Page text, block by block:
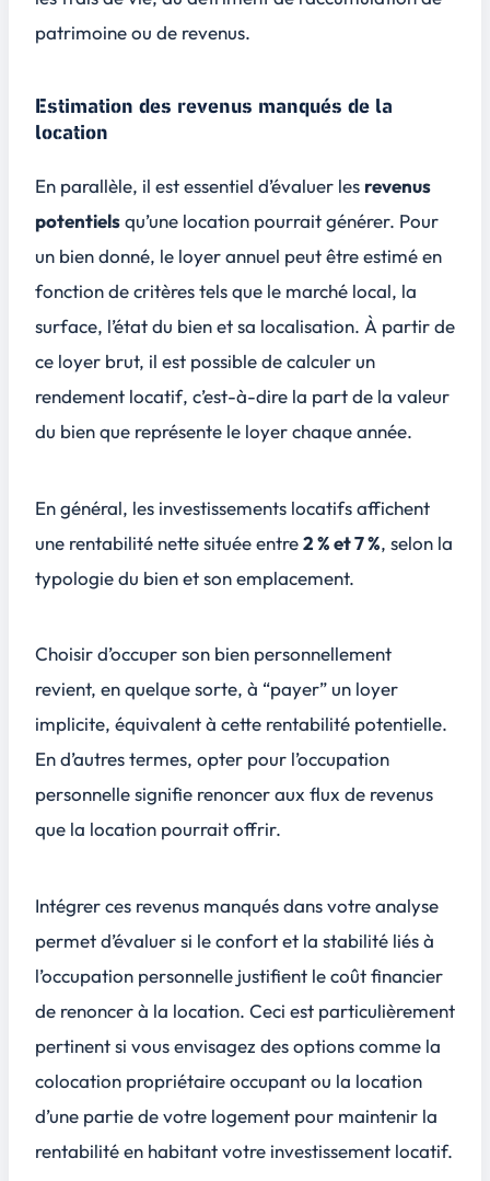
patrimoine ou de revenus.
Estimation des revenus manqués de la
location
En parallèle, il est essentiel d’évaluer les revenus
potentielsqu’une location pourrait générer. Pour
un bien donné, le loyer annuel peut être estimé en
fonction de critères tels que le marché local, la
surface, l’état du bien et sa localisation. À partir de
ce loyer brut, il est possible de calculer un
rendement locatif, c’est-à-dire la part de la valeur
du bien que représente le loyer chaque année.
En général, les investissements locatifs affichent
une rentabilité nette située entre2 % et 7 %, selon la
typologie du bien et son emplacement.
Choisir d’occuper son bien personnellement
revient, en quelque sorte, à “payer” un loyer
implicite, équivalent à cette rentabilité potentielle.
En d’autres termes, opter pour l’occupation
personnelle signifie renoncer aux flux de revenus
que la location pourrait offrir.
Intégrer ces revenus manqués dans votre analyse
permet d’évaluer si le confort et la stabilité liés à
l’occupation personnelle justifient le coût financier
de renoncer à la location. Ceci est particulièrement
pertinent si vous envisagez des options comme la
colocation propriétaire occupant ou la location
d’une partie de votre logement pour maintenir la
rentabilité en habitant votre investissement locatif.